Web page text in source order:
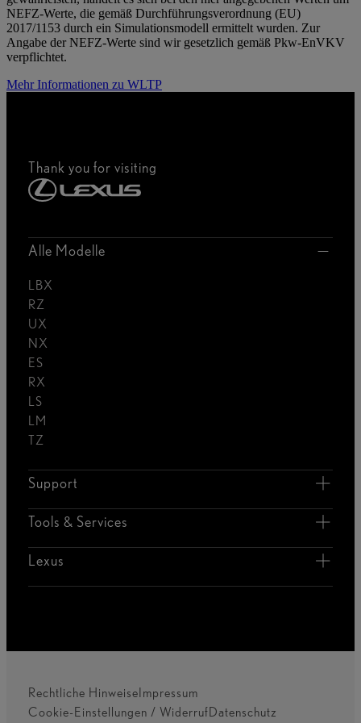
NEFZ-Werte, die gemäß Durchführungsverordnung (EU)
2017/1153 durch ein Simulationsmodell ermittelt wurden. Zur
Angabe der NEFZ-Werte sind wir gesetzlich gemäß Pkw-EnVKV
verpflichtet.
Mehr Informationen zu WLTP
Thank you for visiting
Alle Modelle
LBX
RZ
UX
NX
ES
RX
LS
LM
TZ
Support
Tools & Services
Lexus
Rechtliche Hinweise Impressum
Cookie-Einstellungen / WiderrufDatenschutz